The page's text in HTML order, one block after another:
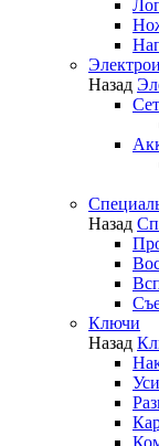
Назад
Назад
Ключи
Назад